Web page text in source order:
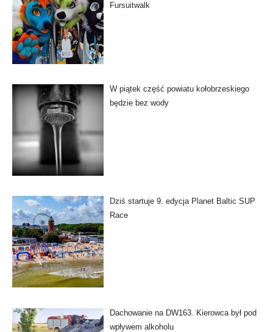
Fursuitwalk
W piątek część powiatu kołobrzeskiego
będzie bez wody
Dziś startuje 9. edycja Planet Baltic SUP
Race
Dachowanie na DW163. Kierowca był pod
wpływem alkoholu